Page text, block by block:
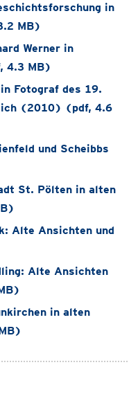
in
MB)
Werner in
4.3 MB)
Fotograf des 19.
(2010) (pdf, 4.6
und Scheibbs
St. Pölten in alten
Alte Ansichten und
Alte Ansichten
in alten